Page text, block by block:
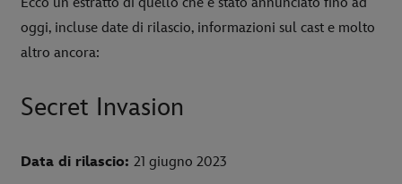
oggi, incluse date di rilascio, informazioni sul cast e molto
altro ancora:
Secret Invasion
Data di rilascio: 21 giugno 2023